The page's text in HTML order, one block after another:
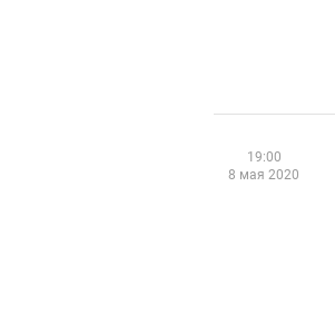
19:00
8 мая 2020